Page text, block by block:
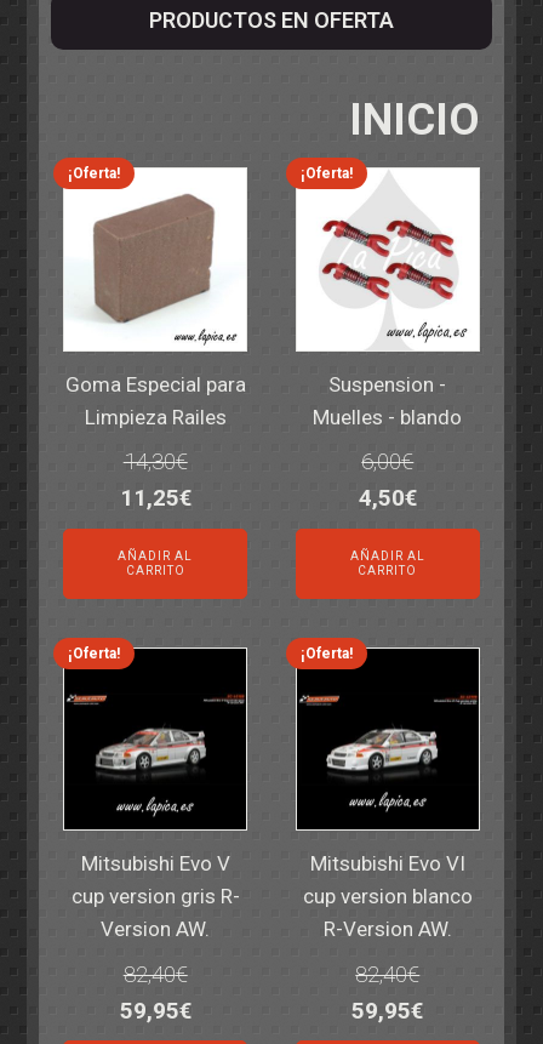
PRODUCTOS EN OFERTA
INICIO
¡Oferta!
Goma Especial para
Limpieza Railes
14,30€
El
precio
original
era:
14,30€.
11,25€El
precio
actual
es:
11,25€.
AÑADIR AL
CARRITO
¡Oferta!
Suspension -
Muelles - blando
6,00€
El
precio
original
era:
6,00€.
4,50€El
precio
actual
es:
4,50€.
AÑADIR AL
CARRITO
¡Oferta!
Mitsubishi Evo V
cup version gris R-
Version AW.
82,40€
El
59,95€El
¡Oferta!
Mitsubishi Evo VI
cup version blanco
R-Version AW.
82,40€
El
59,95€El